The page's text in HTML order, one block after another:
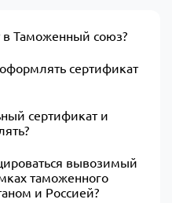
в Таможенный союз?
сертификат
сертификат и
вывозимый
таможенного
и Россией?